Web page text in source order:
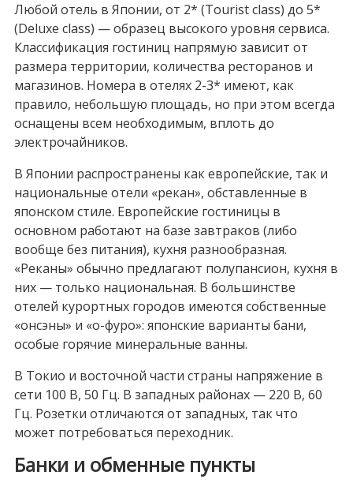
Любой отель в Японии, от 2* (Тourist class) до 5*
(Deluxe class) — образец высокого уровня сервиса.
Классификация гостиниц напрямую зависит от
размера территории, количества ресторанов и
магазинов. Номера в отелях 2-3* имеют, как
правило, небольшую площадь, но при этом всегда
оснащены всем необходимым, вплоть до
электрочайников.
В Японии распространены как европейские, так и
национальные отели «рекан», обставленные в
японском стиле. Европейские гостиницы в
основном работают на базе завтраков (либо
вообще без питания), кухня разнообразная.
«Реканы» обычно предлагают полупансион, кухня в
них — только национальная. В большинстве
отелей курортных городов имеются собственные
«онсэны» и «о-фуро»: японские варианты бани,
особые горячие минеральные ванны.
В Токио и восточной части страны напряжение в
сети 100 В, 50 Гц. В западных районах — 220 В, 60
Гц. Розетки отличаются от западных, так что
может потребоваться переходник.
Банки и обменные пункты